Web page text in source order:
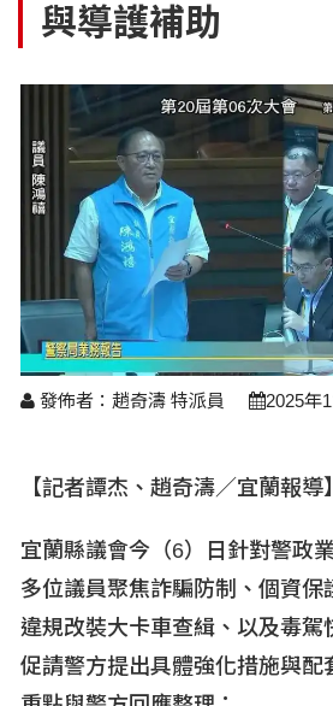
交通警消
地方大小事
校園動態
原住民動態
軍事新聞
府院動態
立委選舉
縣市長選舉
議員民代選舉
鄉鎮長村里長選舉
五合一選舉
親子活動
公益行善
溫馨關懷
藝文走廊
民俗薪傳
藝文展覽
專題講座
話說文史
水色流光映城東～名家齊聚展藝風
時尚你我他
休閒旅遊
時尚行業
美食料理
景點介紹
醫療養生
醫藥新訊
衞生保健
【博愛醫療公益服務隊】專欄
產業科技
科技新知
產業招商
求職徵才
農林漁牧
我要爆料
網友爆料
檢舉投訴
活動專頁
讀者投稿
全國運動會
運動賽事
與導護補助
發佈者：趙奇濤 特派員 2025年
【記者譚杰、趙奇濤／宜蘭報導】
宜蘭縣議會今（6）日針對警政
多位議員聚焦詐騙防制、個資保
違規改裝大卡車查緝、以及毒駕
促請警方提出具體強化措施與配